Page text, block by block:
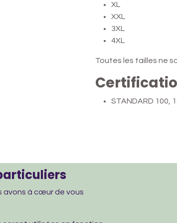
XL
XXL
3XL
4XL
Toutes les tailles ne
STANDARD 100,
avons à cœur de vous